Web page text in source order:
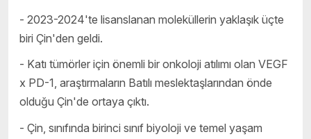
- 2023-2024'te lisanslanan moleküllerin yaklaşık üçte
biri Çin'den geldi.
- Katı tümörler için önemli bir onkoloji atılımı olan VEGF
x PD-1, araştırmaların Batılı meslektaşlarından önde
olduğu Çin'de ortaya çıktı.
- Çin, sınıfında birinci sınıf biyoloji ve temel yaşam